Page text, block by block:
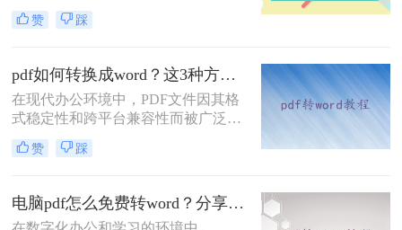
于各类文档的保存与传输。然而，在
需要对PDF文档进行编辑时，将其转
那么pdf转word怎么转换呢？以下是四
种将PDF转换为Word的方法，每种方
法都有其特点和适用场景。
赞 踩
pdf如何转换成word？这3种方法教你快速实现！
在现代办公环境中，PDF文件因其格
式稳定性和跨平台兼容性而被广泛使
用。然而，当需要编辑PDF中的内容
时，将其转换为Word文档就成为了必
本文将介绍三种不同的PDF转Word方
法，帮助您根据具体需求选择最合适
赞 踩
电脑pdf怎么免费转word？分享2个好用的方法！